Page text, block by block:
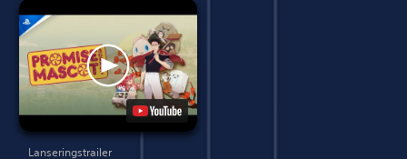
Lanseringstrailer